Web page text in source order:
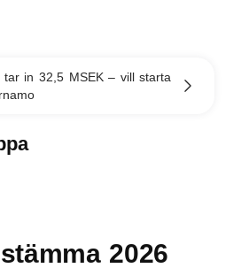
tar in 32,5 MSEK – vill starta
2026